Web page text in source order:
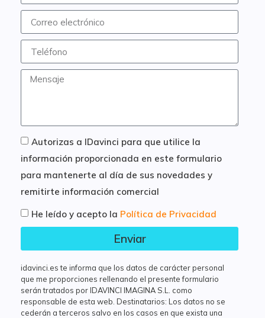
Autorizas a IDavinci para que utilice la
información proporcionada en este formulario
para mantenerte al día de sus novedades y
remitirte información comercial
He leído y acepto la Política de Privacidad
Enviar
idavinci.es te informa que los datos de carácter personal
que me proporciones rellenando el presente formulario
serán tratados por IDAVINCI IMAGINA S.L. como
responsable de esta web. Destinatarios: Los datos no se
cederán a terceros salvo en los casos en que exista una